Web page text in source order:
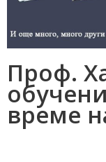
Проф.
време